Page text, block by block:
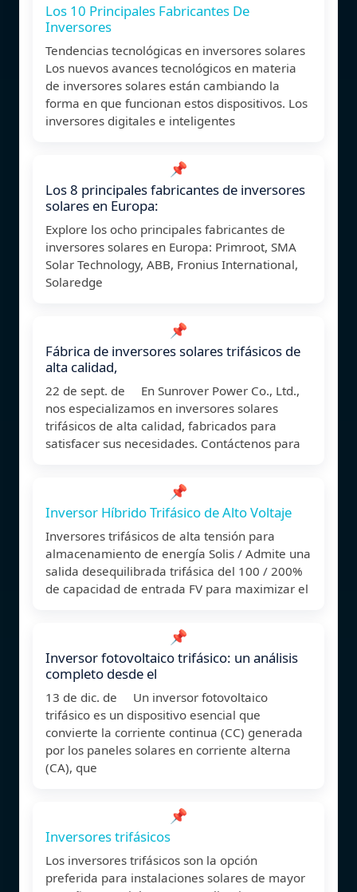
Los 10 Principales Fabricantes De
Inversores
Tendencias tecnológicas en inversores solares
Los nuevos avances tecnológicos en materia
de inversores solares están cambiando la
forma en que funcionan estos dispositivos. Los
inversores digitales e inteligentes
📌
Los 8 principales fabricantes de inversores
solares en Europa:
Explore los ocho principales fabricantes de
inversores solares en Europa: Primroot, SMA
Solar Technology, ABB, Fronius International,
Solaredge
📌
Fábrica de inversores solares trifásicos de
alta calidad,
22 de sept. de En Sunrover Power Co., Ltd.,
nos especializamos en inversores solares
trifásicos de alta calidad, fabricados para
satisfacer sus necesidades. Contáctenos para
📌
Inversor Híbrido Trifásico de Alto Voltaje
Inversores trifásicos de alta tensión para
almacenamiento de energía Solis / Admite una
salida desequilibrada trifásica del 100 / 200%
de capacidad de entrada FV para maximizar el
📌
Inversor fotovoltaico trifásico: un análisis
completo desde el
13 de dic. de Un inversor fotovoltaico
trifásico es un dispositivo esencial que
convierte la corriente continua (CC) generada
por los paneles solares en corriente alterna
(CA), que
📌
Inversores trifásicos
Los inversores trifásicos son la opción
preferida para instalaciones solares de mayor